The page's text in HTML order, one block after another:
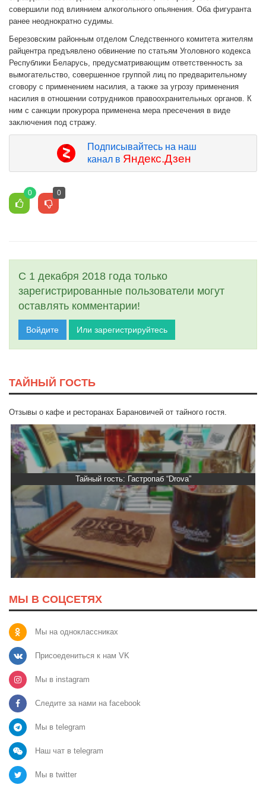
совершили под влиянием алкогольного опьянения. Оба фигуранта
ранее неоднократно судимы.
Березовским районным отделом Следственного комитета жителям
райцентра предъявлено обвинение по статьям Уголовного кодекса
Республики Беларусь, предусматривающим ответственность за
вымогательство, совершенное группой лиц по предварительному
сговору с применением насилия, а также за угрозу применения
насилия в отношении сотрудников правоохранительных органов. К
ним с санкции прокурора применена мера пресечения в виде
заключения под стражу.
Подписывайтесь на наш
канал в Яндекс.Дзен
0 0
С 1 декабря 2018 года только
зарегистрированные пользователи могут
оставлять комментарии!
Войдите Или зарегистрируйтесь
ТАЙНЫЙ ГОСТЬ
Отзывы о кафе и ресторанах Барановичей от тайного гостя.
Тайный гость: Гастропаб “Drova”
МЫ В СОЦСЕТЯХ
Мы на одноклассниках
Присоедениться к нам VK
Мы в instagram
Следите за нами на facebook
Мы в telegram
Наш чат в telegram
Мы в twitter